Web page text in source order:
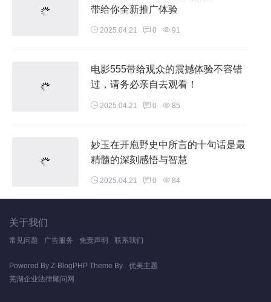
带给你全新推广体验
2025.04.21 0 91
电影555带给观众的震撼体验不容错
过，请务必亲自去观看！
2025.04.21 0 85
妙玉在开庖野史中所言的十句话是最
精髓的深刻感悟与智慧
2025.04.21 0 84
关于我们
常见问题 广告服务 免责声明 联系我们
Powered By Z-BlogPHP Theme By
优美主题
芜湖企业法律顾问网